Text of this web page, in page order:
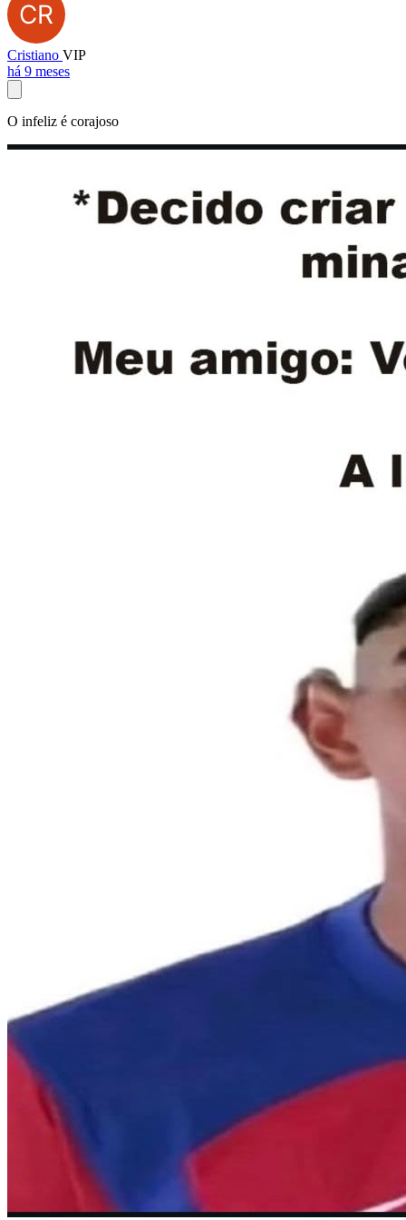
Cristiano VIP
há 9 meses
O infeliz é corajoso